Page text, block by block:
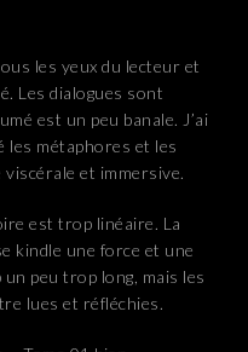
les yeux du lecteur et
Les dialogues sont
est un peu banale. J’ai
les métaphores et les
et immersive.
est trop linéaire. La
kindle une force et une
peu trop long, mais les
lues et réfléchies.